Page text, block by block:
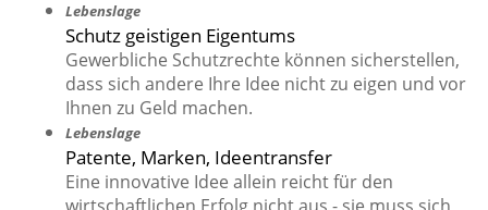
Lebenslage
Schutz geistigen Eigentums
Gewerbliche Schutzrechte können sicherstellen,
dass sich andere Ihre Idee nicht zu eigen und vor
Ihnen zu Geld machen.
Lebenslage
Patente, Marken, Ideentransfer
Eine innovative Idee allein reicht für den